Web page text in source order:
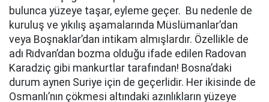
bulunca yüzeye taşar, eyleme geçer. Bu nedenle de
kuruluş ve yıkılış aşamalarında Müslümanlar’dan
veya Boşnaklar’dan intikam almışlardır. Özellikle de
adı Rıdvan’dan bozma olduğu ifade edilen Radovan
Karadziç gibi mankurtlar tarafından! Bosna’daki
durum aynen Suriye için de geçerlidir. Her ikisinde de
Osmanlı’nın çökmesi altındaki azınlıkların yüzeye